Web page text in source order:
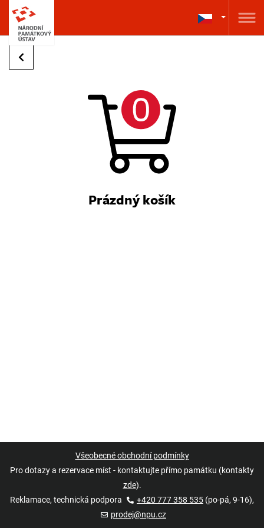
Prázdný košík
Všeobecné obchodní podmínky
Pro dotazy a rezervace míst - kontaktujte přímo památku (kontakty
zde).
Reklamace, technická podpora
+420 777 358 535 (po-pá, 9-16),
prodej@npu.cz